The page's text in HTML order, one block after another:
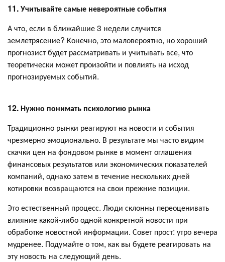
11. Учитывайте самые невероятные события
А что, если в ближайшие 3 недели случится
землетрясение? Конечно, это маловероятно, но хороший
прогнозист будет рассматривать и учитывать все, что
теоретически может произойти и повлиять на исход
прогнозируемых событий.
12. Нужно понимать психологию рынка
Традиционно рынки реагируют на новости и события
чрезмерно эмоционально. В результате мы часто видим
скачки цен на фондовом рынке в момент оглашения
финансовых результатов или экономических показателей
компаний, однако затем в течение нескольких дней
котировки возвращаются на свои прежние позиции.
Это естественный процесс. Люди склонны переоценивать
влияние какой-либо одной конкретной новости при
обработке новостной информации. Совет прост: утро вечера
мудренее. Подумайте о том, как вы будете реагировать на
эту новость на следующий день.